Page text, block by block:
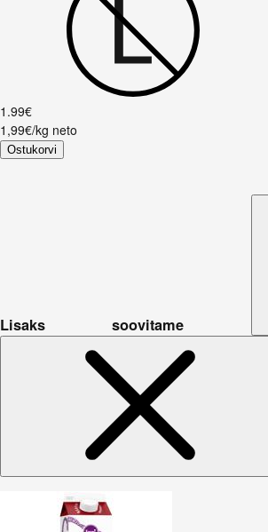
1 .99€
1,99€/kg neto
Ostukorvi
Lisaks soovitame